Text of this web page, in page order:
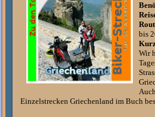
bis
Wir
Einzelstrecken Griechenland im Buch